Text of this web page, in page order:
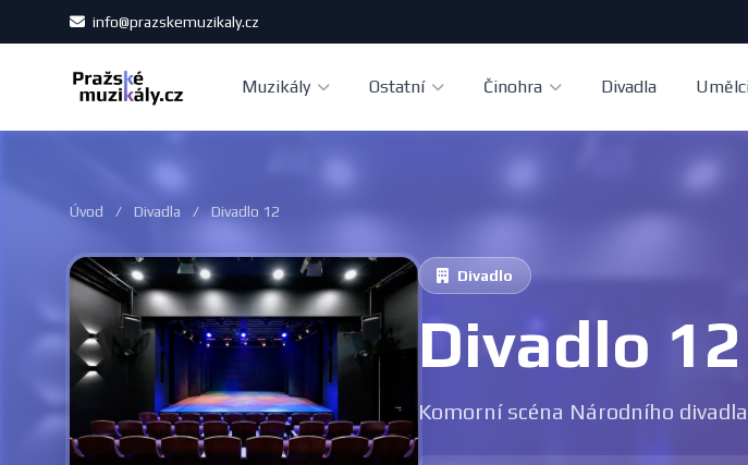
info@prazskemuzikaly.cz
Muzikály Ostatní Činohra Divadla
Úvod / Divadla / Divadlo 12
Divadlo
Divadlo 12
Komorní scéna Národního